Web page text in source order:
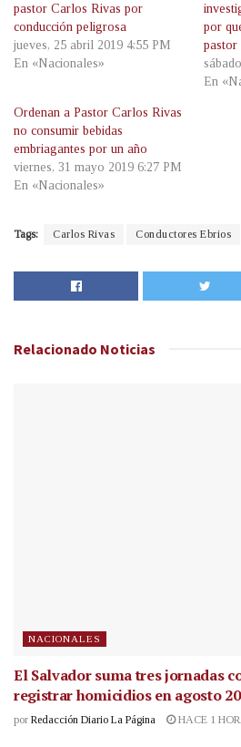
pastor Carlos Rivas por
conducción peligrosa
jueves, 25 abril 2019 4:55 PM
En «Nacionales»
por
pastor
En
Ordenan a Pastor Carlos Rivas
no consumir bebidas
embriagantes por un año
viernes, 31 mayo 2019 6:27 PM
En «Nacionales»
Tags: Carlos Rivas Conductores Ebrios
Relacionado Noticias
NACIONALES
El Salvador suma tres jornadas
registrar homicidios en agosto
por Redacción Diario La Página HACE 1